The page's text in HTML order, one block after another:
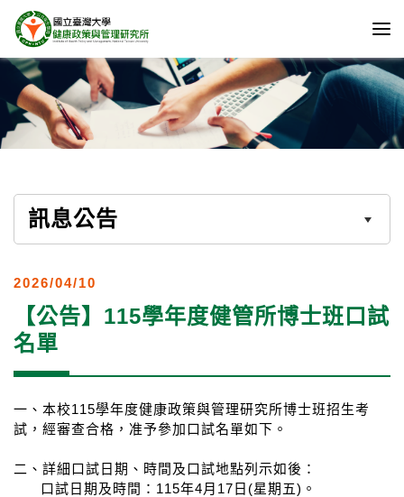
訊息公告
2026/04/10
【公告】115學年度健管所博士班口試
名單
一、本校115學年度健康政策與管理研究所博士班招生考
試，經審查合格，准予參加口試名單如下。
二、詳細口試日期、時間及口試地點列示如後：
口試日期及時間：115年4月17日(星期五)。